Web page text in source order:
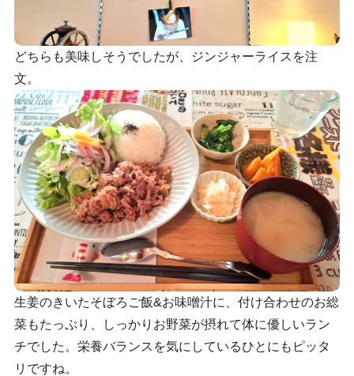
どちらも美味しそうでしたが、ジンジャーライスを注
文。
生姜のきいたそぼろご飯&お味噌汁に、付け合わせのお総
菜もたっぷり、しっかりお野菜が摂れて体に優しいラン
チでした。栄養バランスを気にしているひとにもピッタ
リですね。